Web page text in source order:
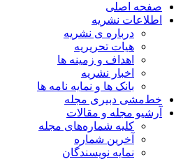
صفحه اصلی
اطلاعات نشریه
درباره ی نشریه
هیات تحریریه
اهداف و زمینه ها
اخبار نشریه
بانک ها و نمایه نامه ها
خط‌مشی دبیری مجله
آرشیو مجله و مقالات
کلیه شماره‌های مجله
آخرین شماره
نمایه نویسندگان